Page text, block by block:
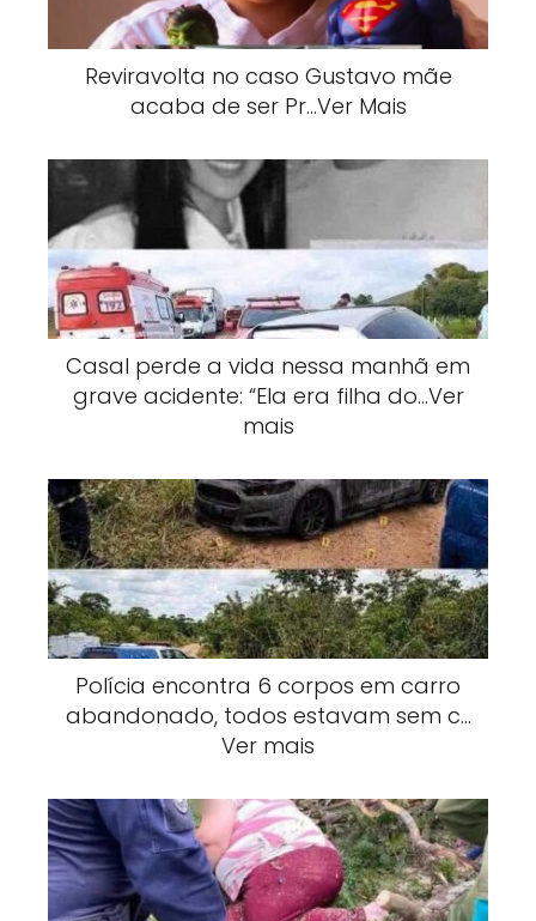
Reviravolta no caso Gustavo mãe
acaba de ser Pr…Ver Mais
Casal perde a vida nessa manhã em
grave acidente: “Ela era filha do…Ver
mais
Polícia encontra 6 corpos em carro
abandonado, todos estavam sem c…
Ver mais